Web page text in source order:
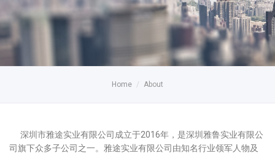
Home / About
深圳市雅途实业有限公司成立于2016年，是深圳雅鲁实业有限公
司旗下众多子公司之一。雅途实业有限公司由知名行业领军人物及